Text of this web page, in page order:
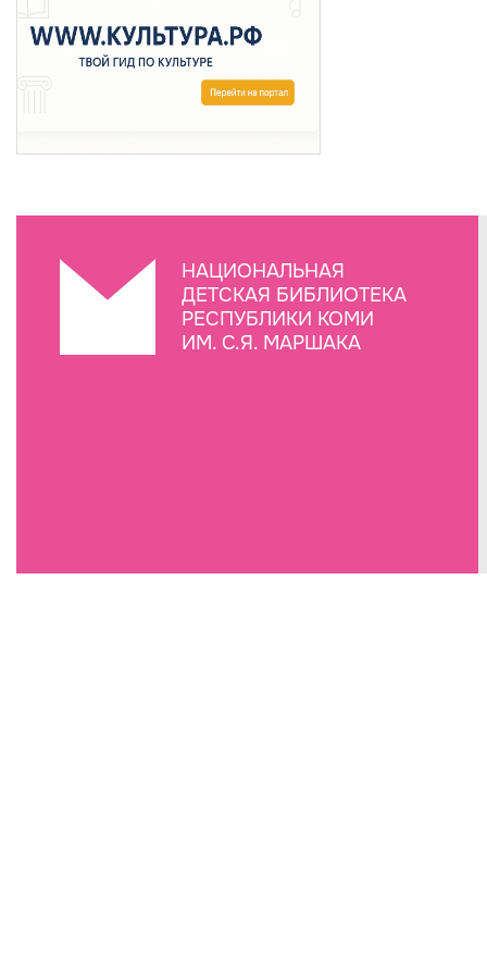
НАЦИОНАЛЬНАЯ
ДЕТСКАЯ БИБЛИОТЕКА
РЕСПУБЛИКИ КОМИ
ИМ. С.Я. МАРШАКА